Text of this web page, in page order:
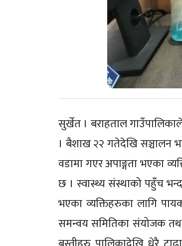
सुर्खेत । बराहताल
। बैशाख २२ गतेदेखि सञ्चालन
वडामा गएर अपाङ्गता भएका
छ । स्वास्थ्य संस्थाको पहुँच
भएका व्यक्तिहरुका लागि
समन्वय समितिका संयोजक